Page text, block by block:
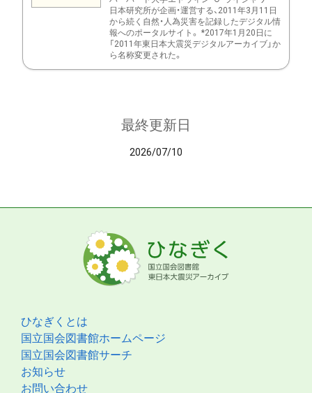
日本研究所が企画・運営する、2011年3月11日
から続く自然・人為災害を記録したデジタル情
報へのポータルサイト。 *2017年1月20日に
「2011年東日本大震災デジタルアーカイブ」か
ら名称変更された。
最終更新日
2026/07/10
ひなぎくとは
国立国会図書館ホームページ
国立国会図書館サーチ
お知らせ
お問い合わせ